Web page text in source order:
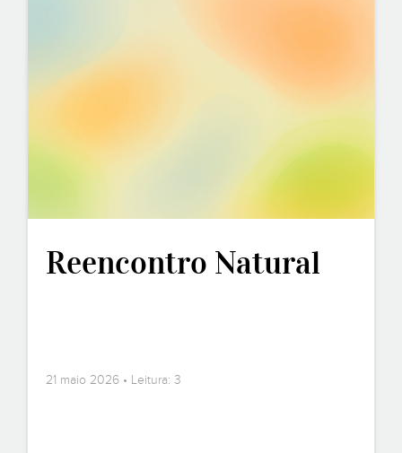
Reencontro Natural
21 maio 2026 • Leitura: 3